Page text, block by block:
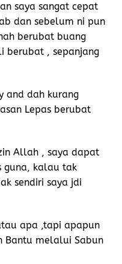
saya sangat cepat
dan sebelum ni pun
berubat buang
berubat , sepanjang
and dah kurang
Lepas berubat
Allah , saya dapat
guna, kalau tak
sendiri saya jdi
apa ,tapi apapun
Bantu melalui Sabun